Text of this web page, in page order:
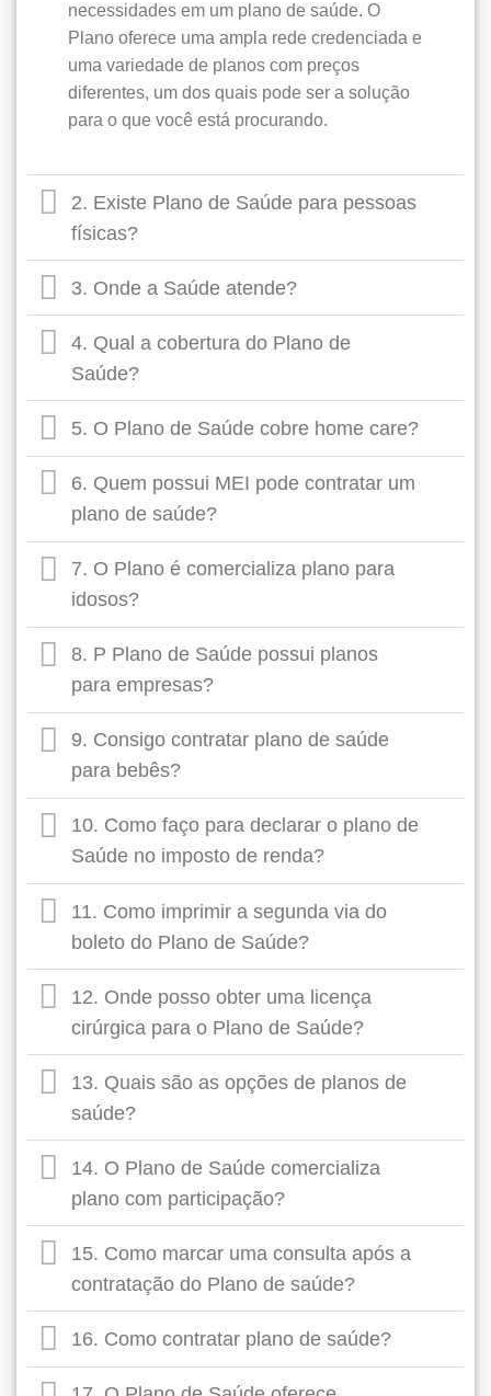
necessidades em um plano de saúde. O
Plano oferece uma ampla rede credenciada e
uma variedade de planos com preços
diferentes, um dos quais pode ser a solução
para o que você está procurando.
2. Existe Plano de Saúde para pessoas
físicas?
3. Onde a Saúde atende?
4. Qual a cobertura do Plano de
Saúde?
5. O Plano de Saúde cobre home care?
6. Quem possui MEI pode contratar um
plano de saúde?
7. O Plano é comercializa plano para
idosos?
8. P Plano de Saúde possui planos
para empresas?
9. Consigo contratar plano de saúde
para bebês?
10. Como faço para declarar o plano de
Saúde no imposto de renda?
11. Como imprimir a segunda via do
boleto do Plano de Saúde?
12. Onde posso obter uma licença
cirúrgica para o Plano de Saúde?
13. Quais são as opções de planos de
saúde?
14. O Plano de Saúde comercializa
plano com participação?
15. Como marcar uma consulta após a
contratação do Plano de saúde?
16. Como contratar plano de saúde?